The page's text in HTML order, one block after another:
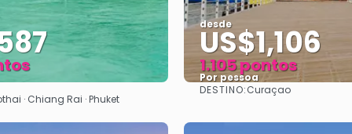
Vejo
· Chiang Rai · Phuket
desde
US$1,106
1.105 pontos
Por pessoa
DESTINO:Curaçao